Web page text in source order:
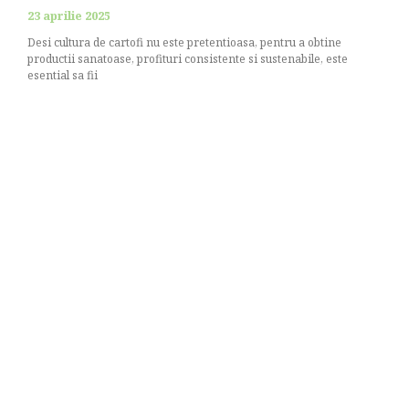
23 aprilie 2025
Desi cultura de cartofi nu este pretentioasa, pentru a obtine
productii sanatoase, profituri consistente si sustenabile, este
esential sa fii